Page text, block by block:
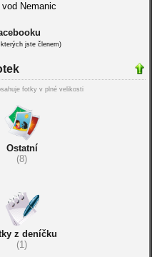
Nemanic
jste členem)
fotky v plné velikosti
Ostatní
(8)
z deníčku
(1)